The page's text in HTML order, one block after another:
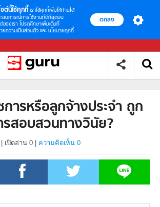
ซต์นี้ใช้คุกกี้ เราใช้คุกกี้เพื่อให้ท่านได้
สบการณ์การใช้งานที่ดีที่สุดบน
ต์ของเรา โปรดศึกษาเพิ่มเติมที่
ยความเป็นส่วนตัว และ นโยบายคุกกี้
ตกลง
ารหรือลูกจ้างประจำ ถูก
สอบสวนทางวินัย?
เปิดอ่าน 0 ความคิดเห็น 0